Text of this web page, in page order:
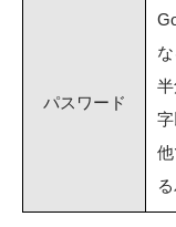
パスワード